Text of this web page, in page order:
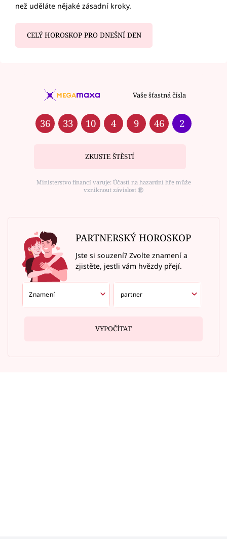
než uděláte nějaké zásadní kroky.
CELÝ HOROSKOP PRO DNEŠNÍ DEN
Vaše šťastná čísla
36 33 10 4 9 46 2
ZKUSTE ŠTĚSTÍ
Ministerstvo financí varuje: Účastí na hazardní hře může
vzniknout závislost ⑱
PARTNERSKÝ HOROSKOP
Jste si souzení? Zvolte znamení a
zjistěte, jestli vám hvězdy přejí.
VYPOČÍTAT